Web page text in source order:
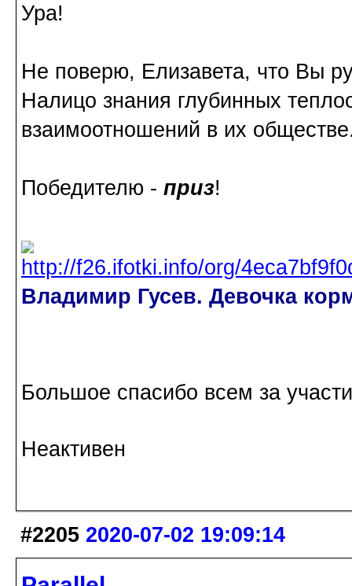
Ура!
Не поверю, Елизавета, что Вы
Налицо знания глубинных
взаимоотношений в их
Победителю - приз!
Владимир Гусев. Девочка
Большое спасибо всем за
Неактивен
#2205 2020-07-02 19:09:14